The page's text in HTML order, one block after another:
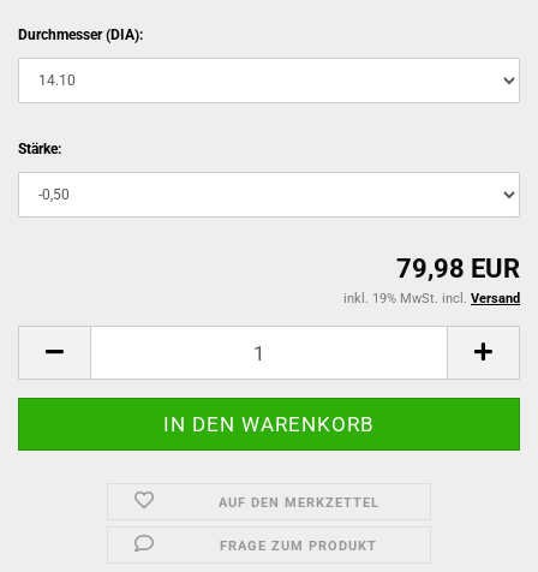
Durchmesser (DIA):
Stärke:
79,98 EUR
inkl. 19% MwSt. incl. Versand
AUF DEN MERKZETTEL
FRAGE ZUM PRODUKT